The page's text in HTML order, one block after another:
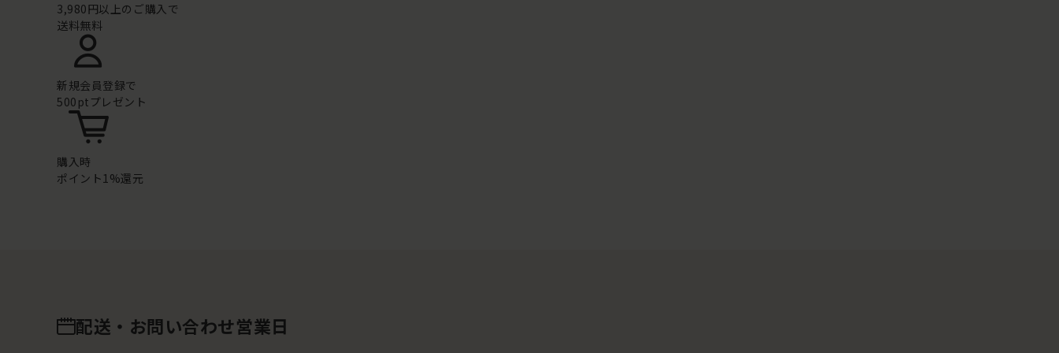
3,980円以上のご購入で
送料無料
新規会員登録で
500ptプレゼント
購入時
ポイント1%還元
配送・お問い合わせ営業日